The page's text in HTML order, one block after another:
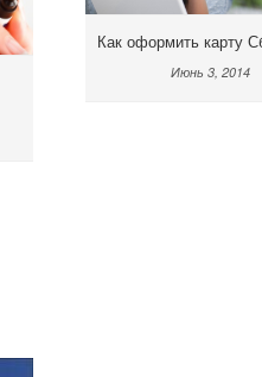
Как оформить карту
Июнь 3, 2014